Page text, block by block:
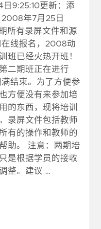
9:25:10更新：添
年7月25日
所有录屏文件和源
线报名，2008动
班已经火热开班！
二期班正在进行
结束。为了方便参
方便没有来参加培
的东西，现将培训
录屏文件包括教师
有的操作和教师的
助。 注意：两期培
是根据学员的接收
整。建议 …